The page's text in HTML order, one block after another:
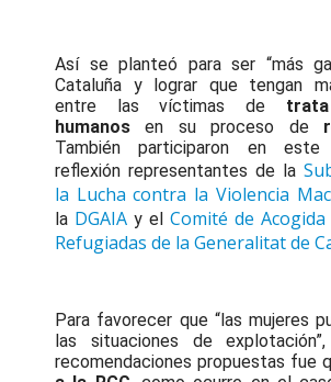
Así se planteó para ser “más
Cataluña y lograr que tengan
entre las víctimas de
humanos en su proceso de
También participaron en
reflexión representantes de la
la Lucha contra la Violencia
la DGAIA y el Comité de
Refugiadas de la Generalitat de
Para favorecer que “las mujeres
las situaciones de
recomendaciones propuestas fue